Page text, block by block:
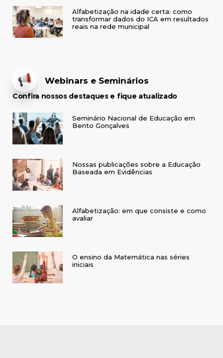
Alfabetização na idade certa: como
transformar dados do ICA em resultados
reais na rede municipal
Webinars e Seminários
Confira nossos destaques e fique atualizado
Seminário Nacional de Educação em
Bento Gonçalves
Nossas publicações sobre a Educação
Baseada em Evidências
Alfabetização: em que consiste e como
avaliar
O ensino da Matemática nas séries
iniciais